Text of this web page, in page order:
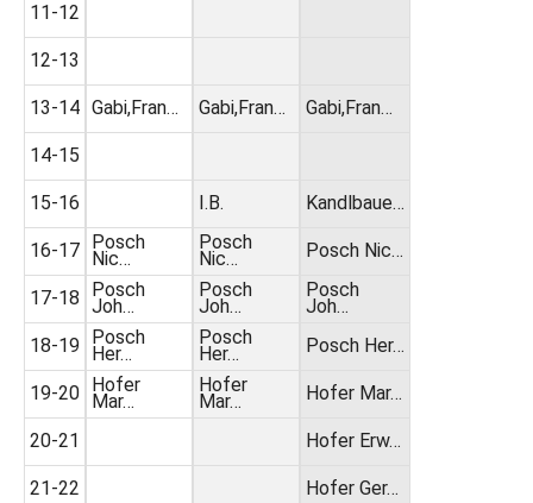
11-12
12-13
13-14
14-15
15-16
16-17
17-18
18-19
19-20
20-21
21-22
Gabi,Fran…
Posch
Nic…
Posch
Joh…
Posch
Her…
Hofer
Mar…
Gabi,Fran…
I.B.
Posch
Nic…
Posch
Joh…
Posch
Her…
Hofer
Mar…
Gabi,Fran…
Kandlbaue…
Posch Nic…
Posch
Joh…
Posch Her…
Hofer Mar…
Hofer Erw…
Hofer Ger…